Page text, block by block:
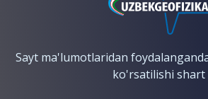
Sayt ma'lumotlaridan
ko'rsatilishi shart